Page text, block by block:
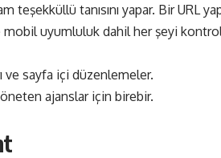
tanısını yapar. Bir URL
mobil uyumluluk dahil her şeyi
ve sayfa içi düzenlemeler.
ajanslar için birebir.